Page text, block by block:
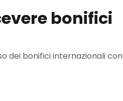
bonifici
dei bonifici internazionali con